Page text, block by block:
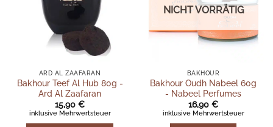
ARD AL ZAAFARAN
Bakhour Teef Al Hub 80g -
Ard Al Zaafaran
15,90 €
inklusive Mehrwertsteuer
NICHT VORRÄTIG
BAKHOUR
Bakhour Oudh Nabeel 60g
- Nabeel Perfumes
16,90 €
inklusive Mehrwertsteuer